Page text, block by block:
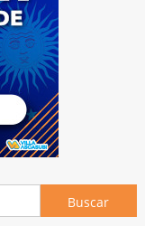
Buscar: